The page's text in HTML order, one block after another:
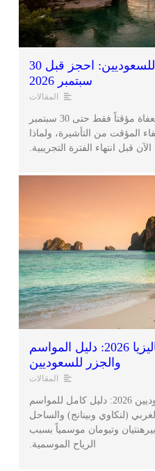
البوسنة بدون تأشيرة للسعوديين: احجز قبل 30
سبتمبر 2026
المقالات
تأشيرة البوسنة للسعوديين معفاة مؤقتاً فقط حتى 30 سبتمبر
المؤقت من التأشيرة، ولماذا
قبل انتهاء الفترة التجريبية.
أفضل وقت لزيارة ماليزيا 2026: دليل المواسم
والجزر للسعوديين
المقالات
أفضل وقت لزيارة ماليزيا للسعوديين 2026: دليل كامل للمواسم
(لنكاوي وبينانج) والساحل
وتيومان موسمياً بسبب
الرياح الموسمية.